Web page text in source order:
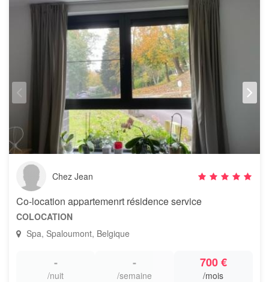
Chez Jean
Co-location appartemenrt résidence service
COLOCATION
Spa, Spaloumont, Belgique
-
/nuit
-
/semaine
700 €
/mois